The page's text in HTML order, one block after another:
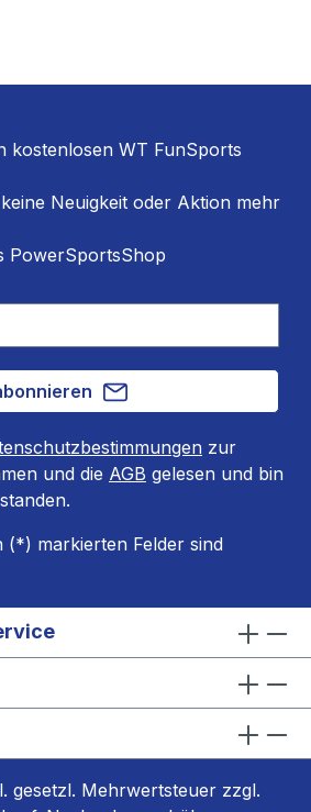
kostenlosen WT FunSports
Neuigkeit oder Aktion mehr
PowerSportsShop
zur
und die AGB gelesen und bin
(*) markierten Felder sind
gesetzl. Mehrwertsteuer zzgl.